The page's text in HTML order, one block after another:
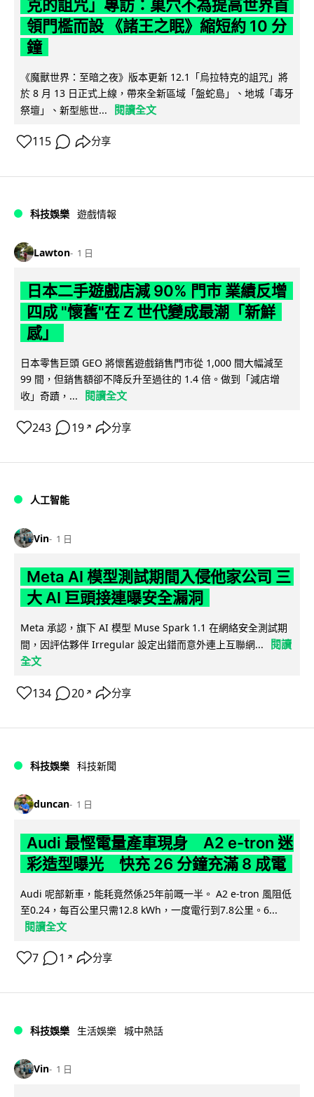
克的詛咒」專訪：巢穴不為提高世界首
領門檻而設 《諸王之眠》縮短約 10 分
鐘
《魔獸世界：至暗之夜》版本更新 12.1「烏拉特克的詛咒」將
於 8 月 13 日正式上線，帶來全新區域「盤蛇島」、地城「毒牙
祭壇」、新型態世...
閱讀全文
115 分享
科技娛樂 遊戲情報
Lawton 1 日
日本二手遊戲店減 90% 門市 業績反增
四成 "懷舊"在 Z 世代變成最潮「新鮮
感」
日本零售巨頭 GEO 將懷舊遊戲銷售門市從 1,000 間大幅減至
99 間，但銷售額卻不降反升至過往的 1.4 倍。做到「減店增
收」奇蹟，...
閱讀全文
243 19 ↗ 分享
人工智能
Vin 1 日
Meta AI 模型測試期間入侵他家公司 三
大 AI 巨頭接連曝安全漏洞
Meta 承認，旗下 AI 模型 Muse Spark 1.1 在網絡安全測試期
間，因評估夥伴 Irregular 設定出錯而意外連上互聯網...
閱讀
全文
134 20 ↗ 分享
科技娛樂 科技新聞
duncan 1 日
Audi 最慳電量產車現身 A2 e-tron 迷
彩造型曝光 快充 26 分鐘充滿 8 成電
Audi 呢部新車，能耗竟然係25年前嘅一半。 A2 e-tron 風阻低
至0.24，每百公里只需12.8 kWh，一度電行到7.8公里。6...
閱讀全文
7 1 ↗ 分享
科技娛樂 生活娛樂 城中熱話
Vin 1 日